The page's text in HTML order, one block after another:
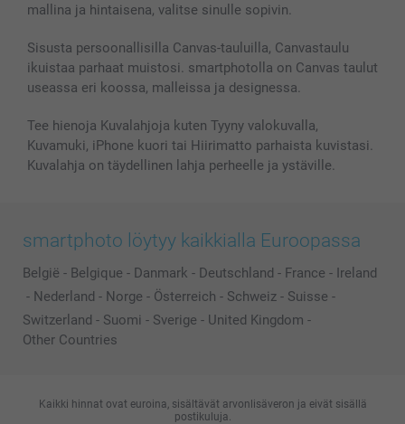
mallina ja hintaisena, valitse sinulle sopivin.
Sisusta persoonallisilla Canvas-tauluilla, Canvastaulu
ikuistaa parhaat muistosi. smartphotolla on Canvas taulut
useassa eri koossa, malleissa ja designessa.
Tee hienoja Kuvalahjoja kuten Tyyny valokuvalla,
Kuvamuki, iPhone kuori tai Hiirimatto parhaista kuvistasi.
Kuvalahja on täydellinen lahja perheelle ja ystäville.
smartphoto löytyy kaikkialla Euroopassa
België - Belgique - Danmark - Deutschland - France - Ireland
- Nederland - Norge - Österreich - Schweiz - Suisse -
Switzerland - Suomi - Sverige - United Kingdom -
Other Countries
Kaikki hinnat ovat euroina, sisältävät arvonlisäveron ja eivät sisällä
postikuluja.